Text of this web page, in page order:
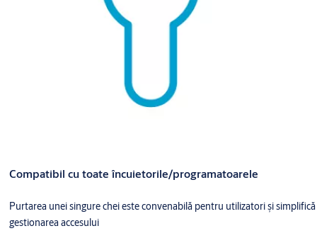
Compatibil cu toate încuietorile/programatoarele
Purtarea unei singure chei este convenabilă pentru utilizatori și simplifică
gestionarea accesului